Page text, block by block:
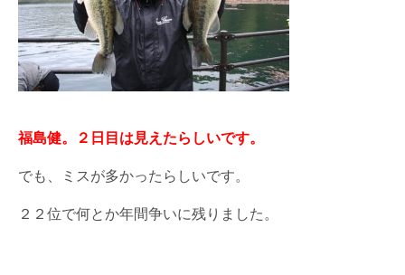
福島健。２日目は見えたらしいです。
でも、ミスが多かったらしいです。
２２位で何とか年間争いに残りました。